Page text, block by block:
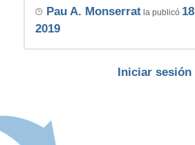
Pau A. Monserratla publicó
2019
Iniciar sesión